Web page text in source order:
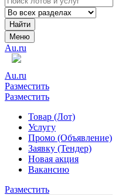
Найти
Меню
Au.ru
Au.ru
Разместить
Разместить
Товар (Лот)
Услугу
Промо (Объявление)
Заявку (Тендер)
Новая акция
Вакансию
Разместить